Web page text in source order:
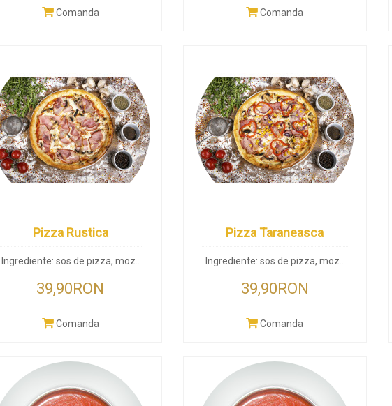
Comanda Comanda
Pizza Rustica
Ingrediente: sos de pizza, moz..
39,90RON
Comanda
Pizza Taraneasca
Ingrediente: sos de pizza, moz..
39,90RON
Comanda